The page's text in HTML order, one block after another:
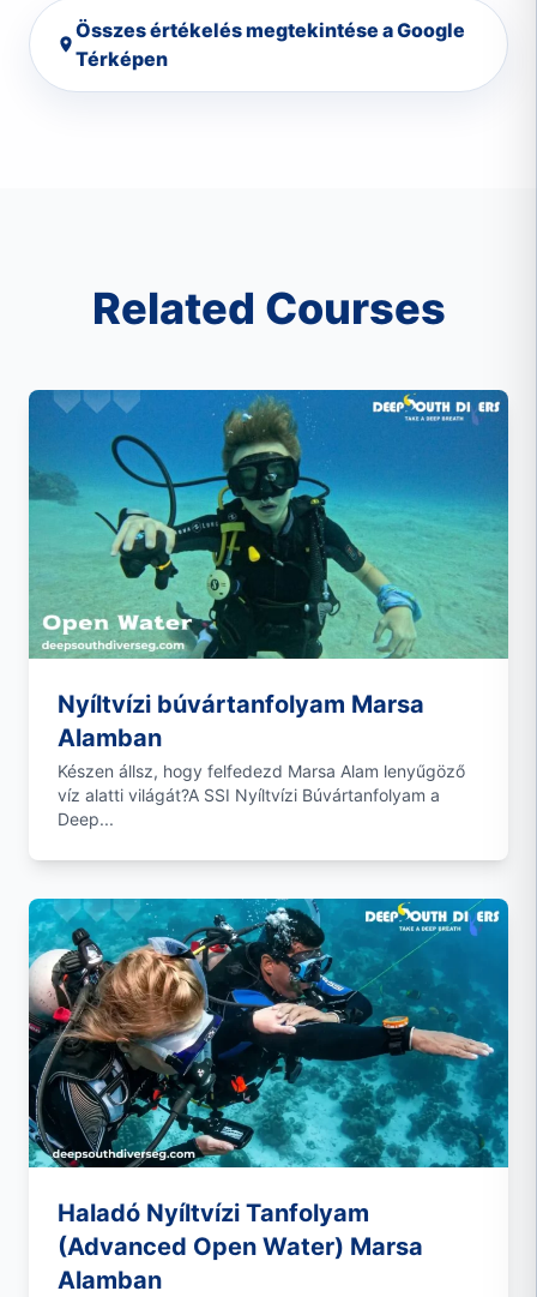
all: Super happy and would choose them
again when in Marsa Alam. Thanks for taking
a deep breath with us 🥳
Összes értékelés megtekintése a Google
Térképen
Related Courses
Nyíltvízi búvártanfolyam Marsa
Alamban
Készen állsz, hogy felfedezd Marsa Alam lenyűgöző
víz alatti világát?A SSI Nyíltvízi Búvártanfolyam a
Deep...
Haladó Nyíltvízi Tanfolyam
(Advanced Open Water) Marsa
Alamban